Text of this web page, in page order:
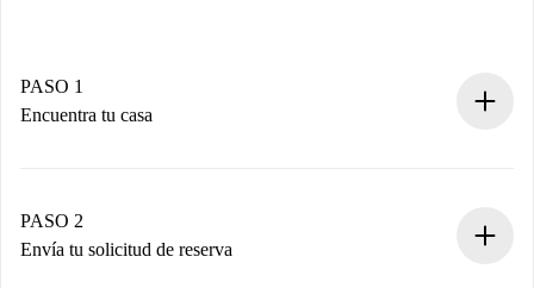
PASO 1
Encuentra tu casa
Tienes toda la información necesaria por adelantado.
PASO 2
Envía tu solicitud de reserva